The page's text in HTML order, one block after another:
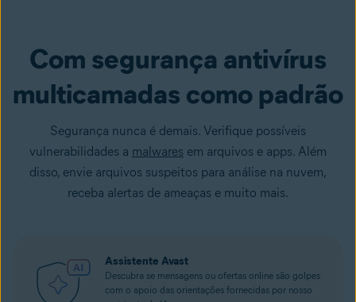
Com segurança antivírus
multicamadas como padrão
Segurança nunca é demais. Verifique possíveis
vulnerabilidades a malwares em arquivos e apps. Além
disso, envie arquivos suspeitos para análise na nuvem,
receba alertas de ameaças e muito mais.
Assistente Avast
Descubra se mensagens ou ofertas online são golpes
com o apoio das orientações fornecidas por nosso